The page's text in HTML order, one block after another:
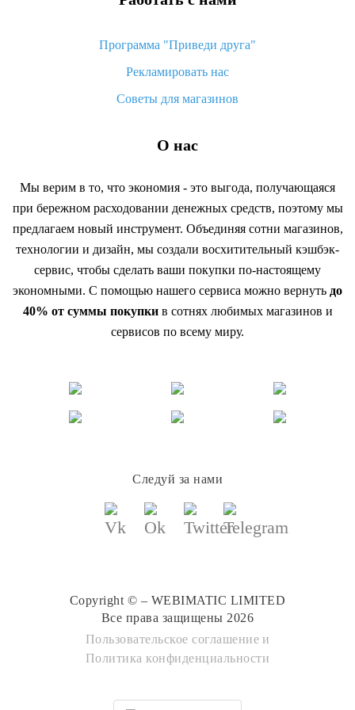
Программа "Приведи друга"
Рекламировать нас
Советы для магазинов
О нас
Мы верим в то, что экономия - это выгода, получающаяся
при бережном расходовании денежных средств, поэтому мы
предлагаем новый инструмент. Объединяя сотни магазинов,
технологии и дизайн, мы создали восхитительный кэшбэк-
сервис, чтобы сделать ваши покупки по-настоящему
экономными. С помощью нашего сервиса можно вернуть до
40% от суммы покупкив сотнях любимых магазинов и
сервисов по всему миру.
Следуй за нами
Copyright © – WEBIMATIC LIMITED
Все права защищены 2026
Пользовательское соглашение и
Политика конфиденциальности